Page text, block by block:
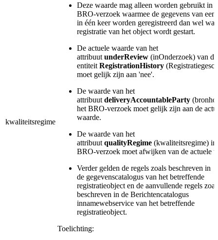
kwaliteitsregime
Deze waarde mag alleen worden gebruikt in
BRO-verzoek waarmee de gegevens van een
in één keer worden geregistreerd dan wel
registratie van het object wordt gestart.
De actuele waarde van het
attribuut underReview (inOnderzoek) van de
entiteit RegistrationHistory
moet gelijk zijn aan 'nee'.
De waarde van het
attribuut deliveryAccountableParty
het BRO-verzoek moet gelijk zijn aan de
waarde.
De waarde van het
attribuut qualityRegime (kwaliteitsregime) in
BRO-verzoek moet afwijken van de actuele
Verder gelden de regels zoals beschreven in
de gegevenscatalogus van het betreffende
registratieobject en de aanvullende regels
beschreven in de Berichtencatalogus
innamewebservice van het betreffende
registratieobject.
Toelichting: